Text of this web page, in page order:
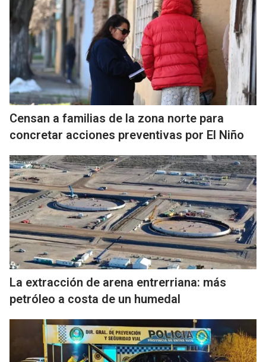
Censan a familias de la zona norte para
concretar acciones preventivas por El Niño
La extracción de arena entrerriana: más
petróleo a costa de un humedal